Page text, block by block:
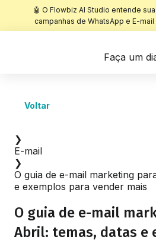
🤖 O Flowbiz AI Studio entende
campanhas de WhatsApp e E-
Faça um
Voltar
❯
E-mail
❯
O guia de e-mail marketing
e exemplos para vender mais
O guia de e-mail
Abril: temas, datas e